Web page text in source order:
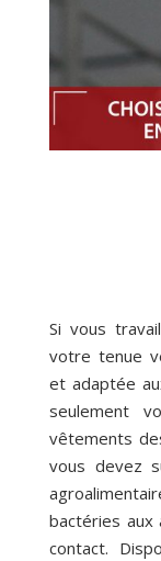
Si vous
votre tenue
et adaptée
seulement
vêtements
vous devez
bactéries aux
contact.